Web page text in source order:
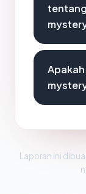
Laporan ini